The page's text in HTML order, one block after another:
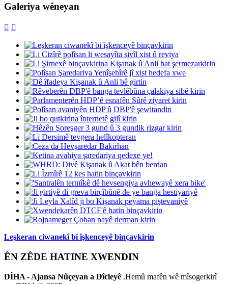
Galeriya wêneyan
 
Leşkeran ciwanekî bi îşkenceyê binçavkirin
ÊN ZÊDE HATINE XWENDIN
DİHA - Ajansa Nûçeyan a Dîcleyê .Hemû mafên wê mîsogerkirî